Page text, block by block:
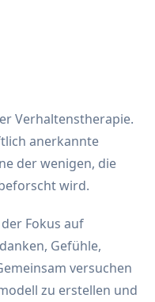
Verhaltenstherapie.
anerkannte
der wenigen, die
wird.
Fokus auf
Gefühle,
versuchen
zu erstellen und